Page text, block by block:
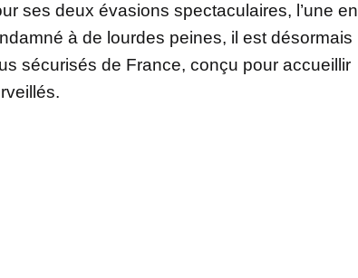
ses deux évasions spectaculaires, l’une en
à de lourdes peines, il est désormais
sécurisés de France, conçu pour accueillir